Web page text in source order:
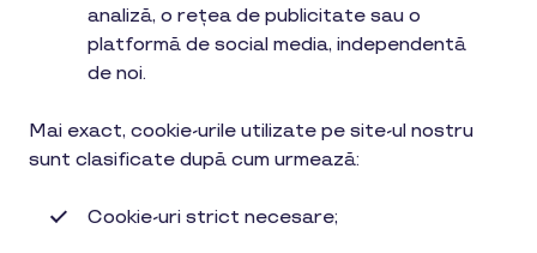
analiză, o rețea de publicitate sau o
platformă de social media, independentă
de noi.
Mai exact, cookie-urile utilizate pe site-ul nostru
sunt clasificate după cum urmează:
Cookie-uri strict necesare;